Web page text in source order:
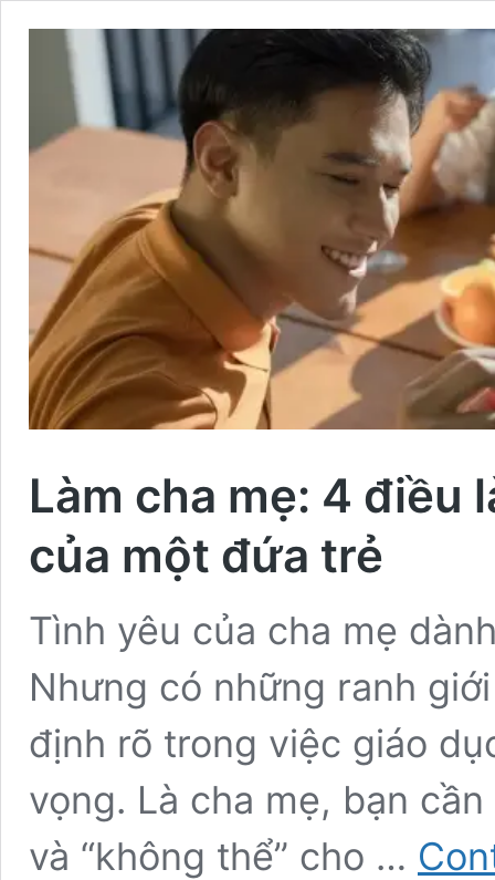
Làm cha mẹ: 4 điều
của một đứa trẻ
Tình yêu của cha mẹ
Nhưng có những ranh
định rõ trong việc giáo
vọng. Là cha mẹ, bạn
và “không thể” cho …